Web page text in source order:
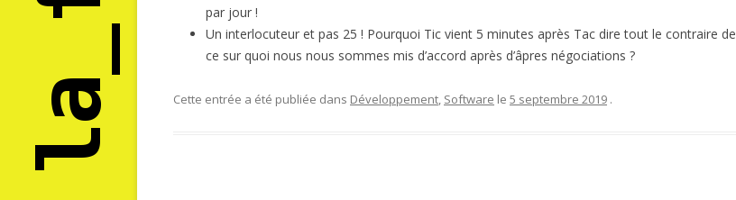
par jour !
Un interlocuteur et pas 25 ! Pourquoi Tic vient 5 minutes après Tac dire tout le contraire de
ce sur quoi nous nous sommes mis d’accord après d’âpres négociations ?
Cette entrée a été publiée dans Développement, Software le 5 septembre 2019 .